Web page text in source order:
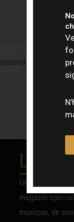
à votre
Le
Unique en
magasin
musique, de